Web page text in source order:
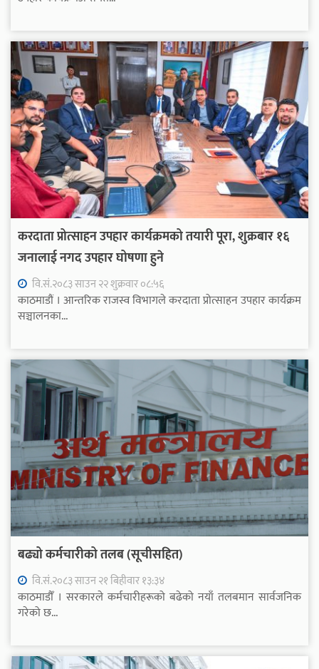
करदाता प्रोत्साहन उपहार कार्यक्रमको तयारी पूरा, शुक्रबार १६
जनालाई नगद उपहार घोषणा हुने
वि.सं.२०८३ साउन २२ शुक्रवार ०८:५६
काठमाडौं । आन्तरिक राजस्व विभागले करदाता प्रोत्साहन उपहार कार्यक्रम
सञ्चालनका...
बढ्यो कर्मचारीको तलब (सूचीसहित)
वि.सं.२०८३ साउन २१ बिहीवार १३:३४
काठमाडौँ । सरकारले कर्मचारीहरूको बढेको नयाँ तलबमान सार्वजनिक
गरेको छ...